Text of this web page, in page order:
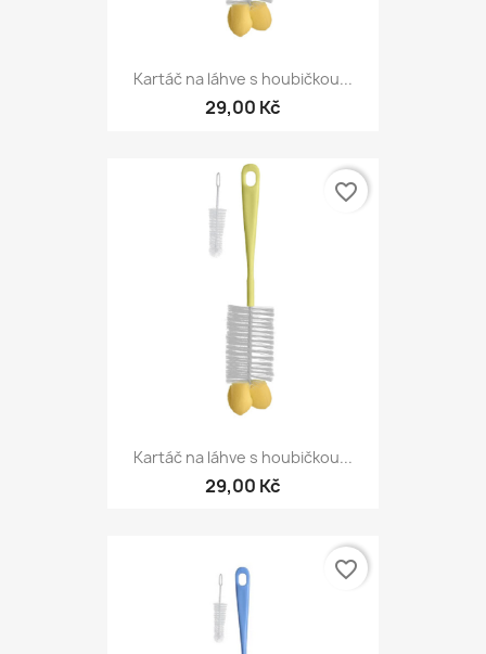
Kartáč na láhve s houbičkou...
29,00 Kč
Kartáč na láhve s houbičkou...
29,00 Kč
favorite_border
favorite_border